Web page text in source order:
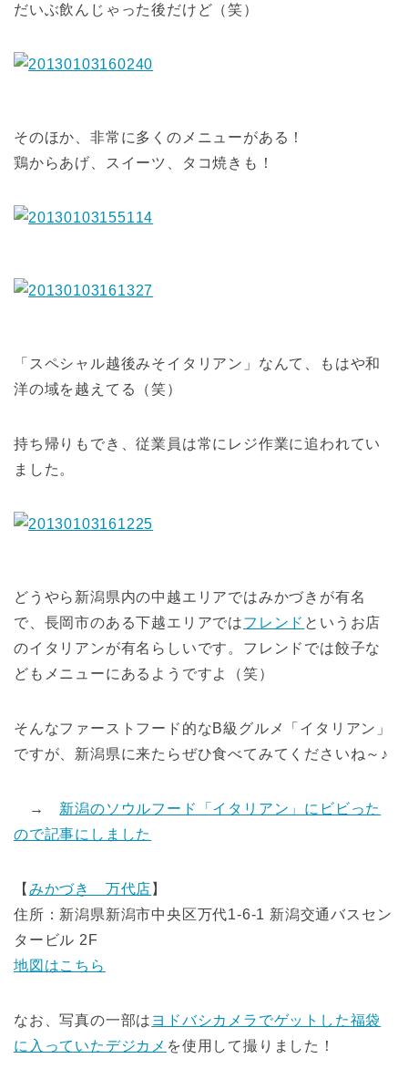
だいぶ飲んじゃった後だけど（笑）
そのほか、非常に多くのメニューがある！
鶏からあげ、スイーツ、タコ焼きも！
「スペシャル越後みそイタリアン」なんて、もはや和
洋の域を越えてる（笑）
持ち帰りもでき、従業員は常にレジ作業に追われてい
ました。
どうやら新潟県内の中越エリアではみかづきが有名
で、長岡市のある下越エリアではフレンド というお店
のイタリアンが有名らしいです。フレンドでは餃子な
どもメニューにあるようですよ（笑）
そんなファーストフード的なB級グルメ「イタリアン」
ですが、新潟県に来たらぜひ食べてみてくださいね～♪
→ 新潟のソウルフード「イタリアン」にビビった
ので記事にしました
【 みかづき 万代店 】
住所：新潟県新潟市中央区万代1-6-1 新潟交通バスセン
タービル 2F
地図はこちら
なお、写真の一部は ヨドバシカメラでゲットした福袋
に入っていたデジカメ を使用して撮りました！